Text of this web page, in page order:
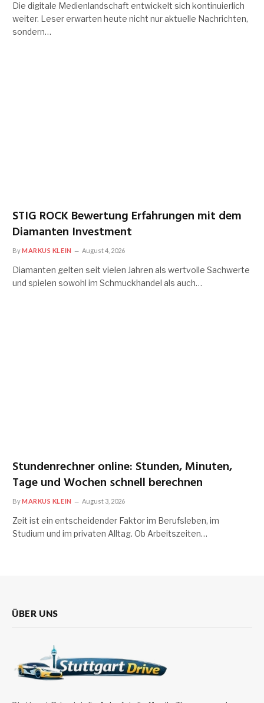
Die digitale Medienlandschaft entwickelt sich kontinuierlich
weiter. Leser erwarten heute nicht nur aktuelle Nachrichten,
sondern…
STIG ROCK Bewertung Erfahrungen mit dem
Diamanten Investment
ByMARKUS KLEIN August 4, 2026
Diamanten gelten seit vielen Jahren als wertvolle Sachwerte
und spielen sowohl im Schmuckhandel als auch…
Stundenrechner online: Stunden, Minuten,
Tage und Wochen schnell berechnen
ByMARKUS KLEIN August 3, 2026
Zeit ist ein entscheidender Faktor im Berufsleben, im
Studium und im privaten Alltag. Ob Arbeitszeiten…
ÜBER UNS